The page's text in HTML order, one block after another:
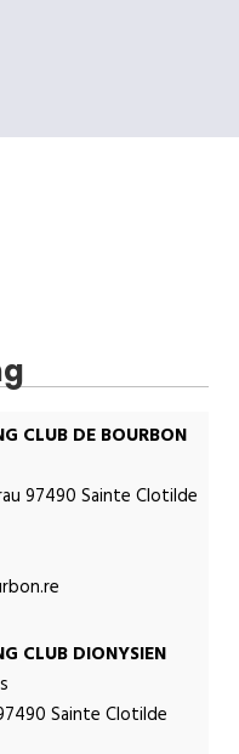
CLUB DE BOURBON
97490 Sainte Clotilde
CLUB DIONYSIEN
Sainte Clotilde